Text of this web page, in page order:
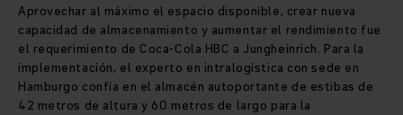
Aprovechar al máximo el espacio disponible, crear nueva
capacidad de almacenamiento y aumentar el rendimiento fue
el requerimiento de Coca-Cola HBC a Jungheinrich. Para la
implementación, el experto en intralogística con sede en
Hamburgo confía en el almacén autoportante de estibas de
42 metros de altura y 60 metros de largo para la